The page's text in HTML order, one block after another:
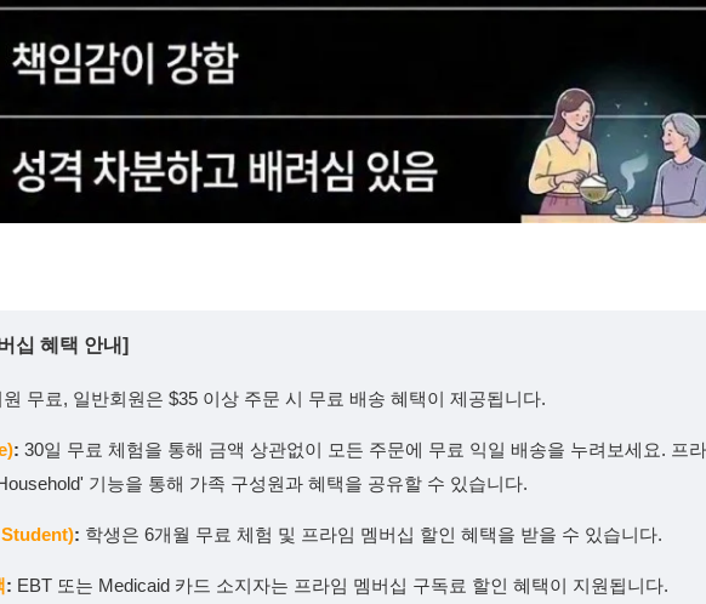
십 혜택 안내]
원 무료, 일반회원은 $35 이상 주문 시 무료 배송 혜택이 제공됩니다.
: 30일 무료 체험을 통해 금액 상관없이 모든 주문에 무료 익일 배송을 누려보세요. 프
기능을 통해 가족 구성원과 혜택을 공유할 수 있습니다.
: 학생은 6개월 무료 체험 및 프라임 멤버십 할인 혜택을 받을 수 있습니다.
: EBT 또는 Medicaid 카드 소지자는 프라임 멤버십 구독료 할인 혜택이 지원됩니다.